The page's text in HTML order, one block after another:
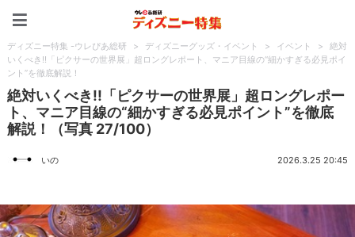
ディズニー特集 -ウレぴあ総研 > ディズニーグッズ・イベント > イベント >
絶対
いくべき!!「ピクサーの世界展」超ロングレポート、マニア目線の“細かすぎる必見ポイ
ント”を徹底解説！
絶対いくべき!!「ピクサーの世界展」超ロングレポー
ト、マニア目線の“細かすぎる必見ポイント”を徹底
解説！（写真 27/100）
いの 2026.3.25 20:45